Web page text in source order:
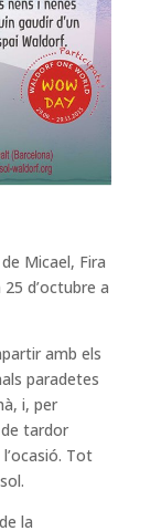
Micael, Fira
d’octubre a
amb els
paradetes
i, per
tardor
Tot
la